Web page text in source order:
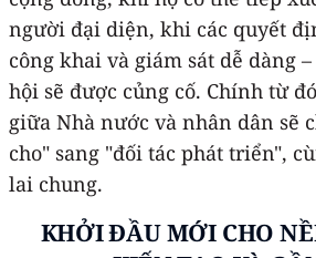
người đại diện, khi các quyết
công khai và giám sát dễ dàng
hội sẽ được củng cố. Chính từ
giữa Nhà nước và nhân dân sẽ
cho" sang "đối tác phát triển",
lai chung.
KHỞI ĐẦU MỚI CHO